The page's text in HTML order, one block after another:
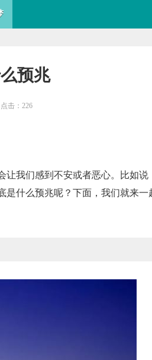
预兆
点击： 226
让我们感到不安或者恶心。比如说
是什么预兆呢？下面，我们就来一